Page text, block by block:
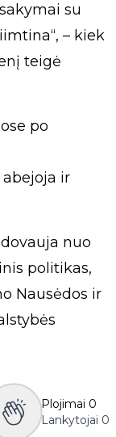
su
– kiek
teigė
po
ir
nuo
politikas,
Nausėdos ir
Plojimai 0
Lankytojai 0